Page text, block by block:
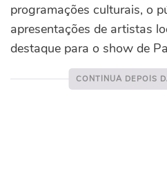
programações culturais, o
apresentações de artistas
destaque para o show de